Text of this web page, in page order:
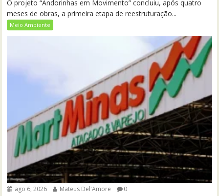
O projeto “Andorinhas em Movimento” concluiu, após quatro
meses de obras, a primeira etapa de reestruturação...
Meio Ambiente
ago 6, 2026 Mateus Del'Amore 0